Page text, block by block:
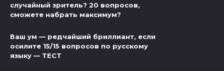
случайный зритель? 20 вопросов,
сможете набрать максимум?
Ваш ум — редчайший бриллиант, если
осилите 15/15 вопросов по русскому
языку — ТЕСТ